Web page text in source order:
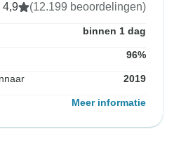
4,9 (12.199 beoordelingen)
binnen 1 dag
96%
2019
Meer informatie